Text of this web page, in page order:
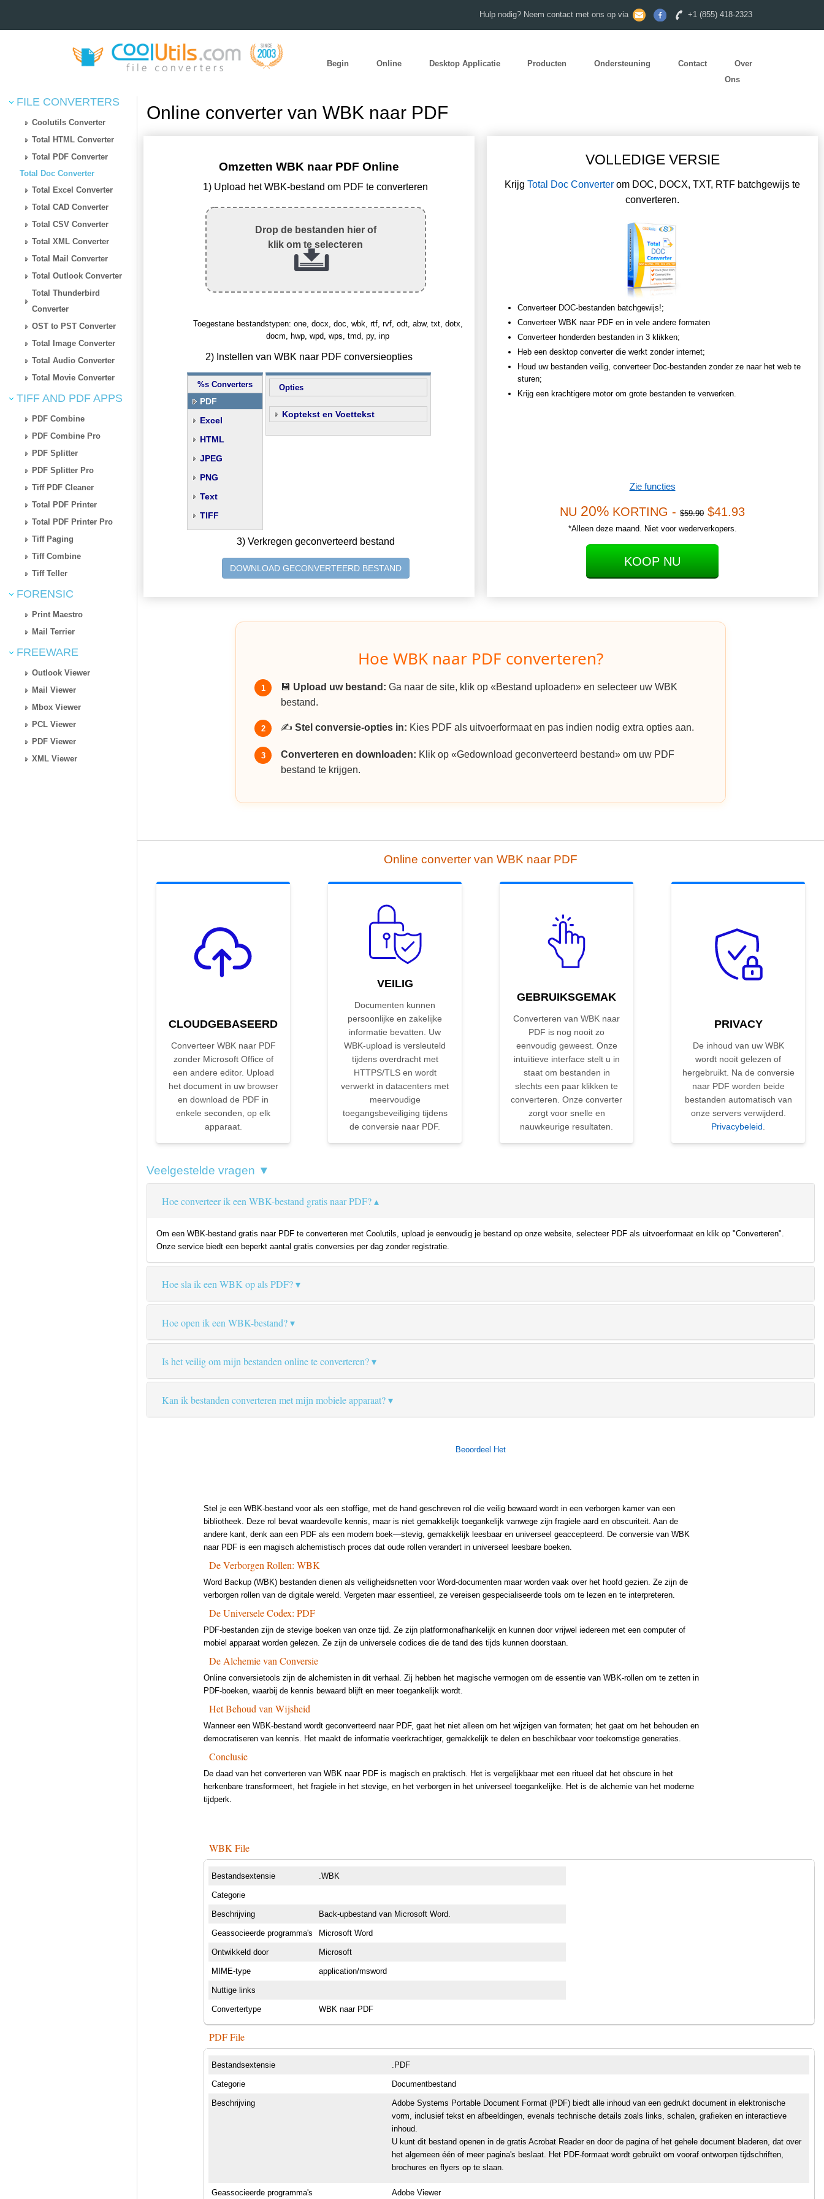
Hulp nodig? Neem contact met ons op via +1 (855) 418-2323
Begin Online Desktop Applicatie Producten Ondersteuning Contact
Over
Ons
FILE CONVERTERS
Coolutils Converter
Total HTML Converter
Total PDF Converter
Total Doc Converter
Total Excel Converter
Total CAD Converter
Total CSV Converter
Total XML Converter
Total Mail Converter
Total Outlook Converter
Total Thunderbird
Converter
OST to PST Converter
Total Image Converter
Total Audio Converter
Total Movie Converter
TIFF AND PDF APPS
PDF Combine
PDF Combine Pro
PDF Splitter
PDF Splitter Pro
Tiff PDF Cleaner
Total PDF Printer
Total PDF Printer Pro
Tiff Paging
Tiff Combine
Tiff Teller
FORENSIC
Print Maestro
Mail Terrier
FREEWARE
Outlook Viewer
Mail Viewer
Mbox Viewer
PCL Viewer
PDF Viewer
XML Viewer
Online converter van WBK naar PDF
Omzetten WBK naar PDF Online
1) Upload het WBK-bestand om PDF te converteren
Drop de bestanden hier of
klik om te selecteren
Toegestane bestandstypen: one, docx, doc, wbk, rtf, rvf, odt, abw, txt, dotx,
docm, hwp, wpd, wps, tmd, py, inp
2) Instellen van WBK naar PDF conversieopties
%s Converters
PDF
Excel
HTML
JPEG
PNG
Text
TIFF
Opties
Koptekst en Voettekst
3) Verkregen geconverteerd bestand
DOWNLOAD GECONVERTEERD BESTAND
VOLLEDIGE VERSIE
Krijg Total Doc Converter om DOC, DOCX, TXT, RTF batchgewijs te
converteren.
Converteer DOC-bestanden batchgewijs!;
Converteer WBK naar PDF en in vele andere formaten
Converteer honderden bestanden in 3 klikken;
Heb een desktop converter die werkt zonder internet;
Houd uw bestanden veilig, converteer Doc-bestanden zonder ze naar het web te
sturen;
Krijg een krachtigere motor om grote bestanden te verwerken.
Zie functies
NU 20% KORTING - $59.90 $41.93
*Alleen deze maand. Niet voor wederverkopers.
KOOP NU
Hoe WBK naar PDF converteren?
1 💾 Upload uw bestand: Ga naar de site, klik op «Bestand uploaden» en selecteer uw WBK
bestand.
2 ✍️ Stel conversie-opties in: Kies PDF als uitvoerformaat en pas indien nodig extra opties aan.
3 Converteren en downloaden: Klik op «Gedownload geconverteerd bestand» om uw PDF
bestand te krijgen.
Online converter van WBK naar PDF
CLOUDGEBASEERD
Converteer WBK naar PDF
zonder Microsoft Office of
een andere editor. Upload
het document in uw browser
en download de PDF in
enkele seconden, op elk
apparaat.
VEILIG
Documenten kunnen
persoonlijke en zakelijke
informatie bevatten. Uw
WBK-upload is versleuteld
tijdens overdracht met
HTTPS/TLS en wordt
verwerkt in datacenters met
meervoudige
toegangsbeveiliging tijdens
de conversie naar PDF.
GEBRUIKSGEMAK
Converteren van WBK naar
PDF is nog nooit zo
eenvoudig geweest. Onze
intuïtieve interface stelt u in
staat om bestanden in
slechts een paar klikken te
converteren. Onze converter
zorgt voor snelle en
nauwkeurige resultaten.
PRIVACY
De inhoud van uw WBK
wordt nooit gelezen of
hergebruikt. Na de conversie
naar PDF worden beide
bestanden automatisch van
onze servers verwijderd.
Privacybeleid
Veelgestelde vragen ▼
Hoe converteer ik een WBK-bestand gratis naar PDF?
Om een WBK-bestand gratis naar PDF te converteren met Coolutils, upload je eenvoudig je bestand op onze website, selecteer PDF als uitvoerformaat en klik op "Converteren".
Onze service biedt een beperkt aantal gratis conversies per dag zonder registratie.
Hoe sla ik een WBK op als PDF?
Hoe open ik een WBK-bestand?
Is het veilig om mijn bestanden online te converteren?
Kan ik bestanden converteren met mijn mobiele apparaat?
Beoordeel Het
Stel je een WBK-bestand voor als een stoffige, met de hand geschreven rol die veilig bewaard wordt in een verborgen kamer van een
bibliotheek. Deze rol bevat waardevolle kennis, maar is niet gemakkelijk toegankelijk vanwege zijn fragiele aard en obscuriteit. Aan de
andere kant, denk aan een PDF als een modern boek—stevig, gemakkelijk leesbaar en universeel geaccepteerd. De conversie van WBK
naar PDF is een magisch alchemistisch proces dat oude rollen verandert in universeel leesbare boeken.
De Verborgen Rollen: WBK
Word Backup (WBK) bestanden dienen als veiligheidsnetten voor Word-documenten maar worden vaak over het hoofd gezien. Ze zijn de
verborgen rollen van de digitale wereld. Vergeten maar essentieel, ze vereisen gespecialiseerde tools om te lezen en te interpreteren.
De Universele Codex: PDF
PDF-bestanden zijn de stevige boeken van onze tijd. Ze zijn platformonafhankelijk en kunnen door vrijwel iedereen met een computer of
mobiel apparaat worden gelezen. Ze zijn de universele codices die de tand des tijds kunnen doorstaan.
De Alchemie van Conversie
Online conversietools zijn de alchemisten in dit verhaal. Zij hebben het magische vermogen om de essentie van WBK-rollen om te zetten in
PDF-boeken, waarbij de kennis bewaard blijft en meer toegankelijk wordt.
Het Behoud van Wijsheid
Wanneer een WBK-bestand wordt geconverteerd naar PDF, gaat het niet alleen om het wijzigen van formaten; het gaat om het behouden en
democratiseren van kennis. Het maakt de informatie veerkrachtiger, gemakkelijk te delen en beschikbaar voor toekomstige generaties.
Conclusie
De daad van het converteren van WBK naar PDF is magisch en praktisch. Het is vergelijkbaar met een ritueel dat het obscure in het
herkenbare transformeert, het fragiele in het stevige, en het verborgen in het universeel toegankelijke. Het is de alchemie van het moderne
tijdperk.
WBK File
Bestandsextensie .WBK
Categorie
Beschrijving Back-upbestand van Microsoft Word.
Geassocieerde programma's Microsoft Word
Ontwikkeld door Microsoft
MIME-type application/msword
Nuttige links
Convertertype WBK naar PDF
PDF File
Bestandsextensie .PDF
Categorie Documentbestand
Beschrijving
Adobe Systems Portable Document Format (PDF) biedt alle inhoud van een gedrukt document in elektronische
vorm, inclusief tekst en afbeeldingen, evenals technische details zoals links, schalen, grafieken en interactieve
inhoud.
U kunt dit bestand openen in de gratis Acrobat Reader en door de pagina of het gehele document bladeren, dat over
het algemeen één of meer pagina's beslaat. Het PDF-formaat wordt gebruikt om vooraf ontworpen tijdschriften,
brochures en flyers op te slaan.
Geassocieerde programma's Adobe Viewer